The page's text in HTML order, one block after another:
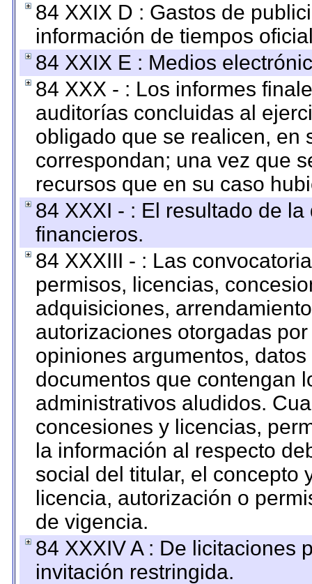
84 XXIX D : Gastos de
información de tiempos
84 XXIX E : Medios
84 XXX - : Los informes
auditorías concluidas al
obligado que se realicen, en
correspondan; una vez que
recursos que en su caso
84 XXXI - : El resultado de
financieros.
84 XXXIII - : Las
permisos, licencias,
adquisiciones,
autorizaciones otorgadas
opiniones argumentos,
documentos que contengan
administrativos aludidos.
concesiones y licencias,
la información al respecto
social del titular, el concepto
licencia, autorización o
de vigencia.
84 XXXIV A : De licitaciones
invitación restringida.